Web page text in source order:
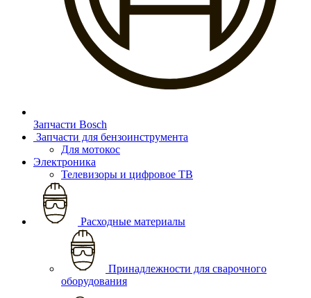
Запчасти Bosch
Запчасти для бензоинструмента
Для мотокос
Электроника
Телевизоры и цифровое ТВ
Расходные материалы
Принадлежности для сварочного
оборудования